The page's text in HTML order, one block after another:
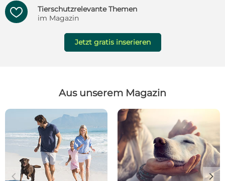

Tierschutzrelevante Themen
im Magazin
Jetzt gratis inserieren
Aus unserem Magazin
c d